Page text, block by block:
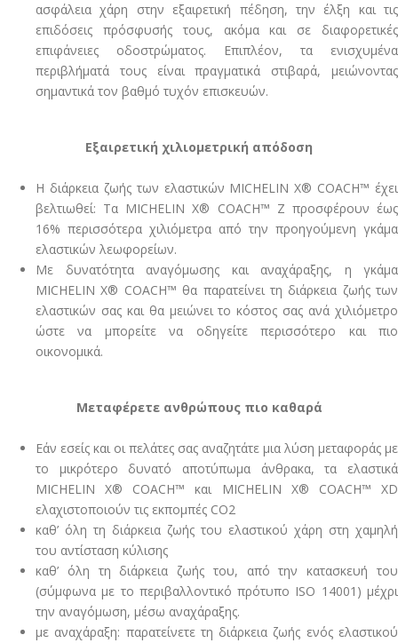
ασφάλεια χάρη στην εξαιρετική πέδηση, την έλξη και τις
επιδόσεις πρόσφυσής τους, ακόμα και σε διαφορετικές
επιφάνειες οδοστρώματος. Επιπλέον, τα ενισχυμένα
περιβλήματά τους είναι πραγματικά στιβαρά, μειώνοντας
σημαντικά τον βαθμό τυχόν επισκευών.
Εξαιρετική χιλιομετρική απόδοση
Η διάρκεια ζωής των ελαστικών MICHELIN X® COACH™ έχει
βελτιωθεί: Τα MICHELIN X® COACH™ Z προσφέρουν έως
16% περισσότερα χιλιόμετρα από την προηγούμενη γκάμα
ελαστικών λεωφορείων.
Με δυνατότητα αναγόμωσης και αναχάραξης, η γκάμα
MICHELIN X® COACH™ θα παρατείνει τη διάρκεια ζωής των
ελαστικών σας και θα μειώνει το κόστος σας ανά χιλιόμετρο
ώστε να μπορείτε να οδηγείτε περισσότερο και πιο
οικονομικά.
Μεταφέρετε ανθρώπους πιο καθαρά
Εάν εσείς και οι πελάτες σας αναζητάτε μια λύση μεταφοράς με
το μικρότερο δυνατό αποτύπωμα άνθρακα, τα ελαστικά
MICHELIN X® COACH™ και MICHELIN X® COACH™ XD
ελαχιστοποιούν τις εκπομπές CO2
καθ’ όλη τη διάρκεια ζωής του ελαστικού χάρη στη χαμηλή
του αντίσταση κύλισης
καθ’ όλη τη διάρκεια ζωής του, από την κατασκευή του
(σύμφωνα με το περιβαλλοντικό πρότυπο ISO 14001) μέχρι
την αναγόμωση, μέσω αναχάραξης.
με αναχάραξη: παρατείνετε τη διάρκεια ζωής ενός ελαστικού